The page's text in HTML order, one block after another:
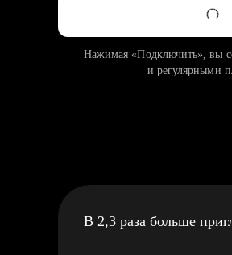
Нажимая «Подключить», вы
и регулярными
В 2,3 раза больше